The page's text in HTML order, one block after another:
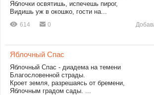
Яблочки освятишь, испечешь пирог,
Видишь уж в окошко, гости на...
614 0
Яблочный Спас
Яблочный Спас - диадема на темени
Благословенной страды.
Кроет земля, разрешаясь от бремени,
Яблочным градом сады. ...